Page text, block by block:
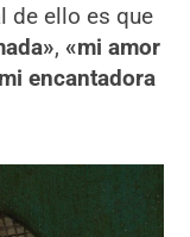
de ello es que
, «mi amor
encantadora